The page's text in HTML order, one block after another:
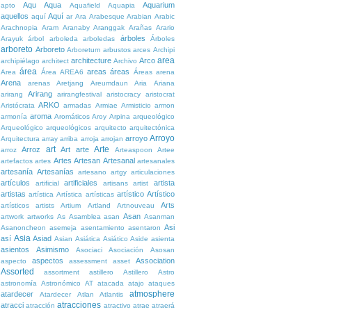
apto
Aqu Aqua Aquafield Aquapia
Aquarium
aquellos aquí Aquí ar Ara Arabesque Arabian Arabic
Arachnopia
Aram Aranaby Aranggak Arañas Arario
Arayuk
árbol arboleda arboledas árboles Árboles
arboreto Arboreto Arboretum arbustos arces Archipi
archipiélago architect architecture Archivo Arco area
Area área Área AREA6 areas áreas Áreas arena
Arena arenas Aretjang Areumdaun Aria
Ariana
arirang
Arirang arirangfestival aristocracy
aristocrat
Aristócrata ARKO armadas Armiae Armisticio armon
armonía aroma Aromáticos Aroy Arpina arqueológico
Arqueológico arqueológicos arquitecto arquitectónica
Arquitectura array arriba arroja arrojan arroyo Arroyo
arroz Arroz art Art arte Arte Arteaspoon
Artee
artefactos artes Artes Artesan Artesanal artesanales
artesanía Artesanías artesano artgy articulaciones
artículos artificial artificiales artisans artist
artista
artistas artística Artística artísticas artístico Artístico
artísticos artists Artium Artland Artnouveau Arts
artwork artworks As Asamblea asan Asan Asanman
Asanoncheon asemeja asentamiento asentaron Asi
así Asia Asiad Asian Asiática Asiático Aside asienta
asientos Asimismo Asociaci Asociación
Asosan
aspecto
aspectos assessment asset Association
Assorted assortment astillero Astillero
Astro
astronomía
Astronómico AT atacada atajo ataques
atardecer Atardecer Atlan Atlantis atmosphere
atracci atracción atracciones atractivo atrae atraerá